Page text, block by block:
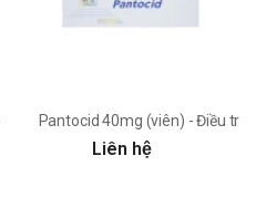
hiệu quả của Ấn Độ
Pantocid 40mg (viên) - Điều trị
Liên hệ